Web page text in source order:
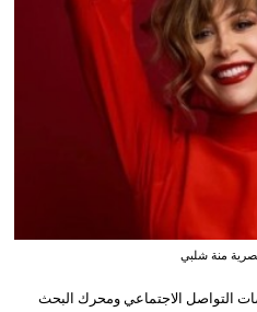
منة شلبي
التواصل الاجتماعي ومحرك البحث